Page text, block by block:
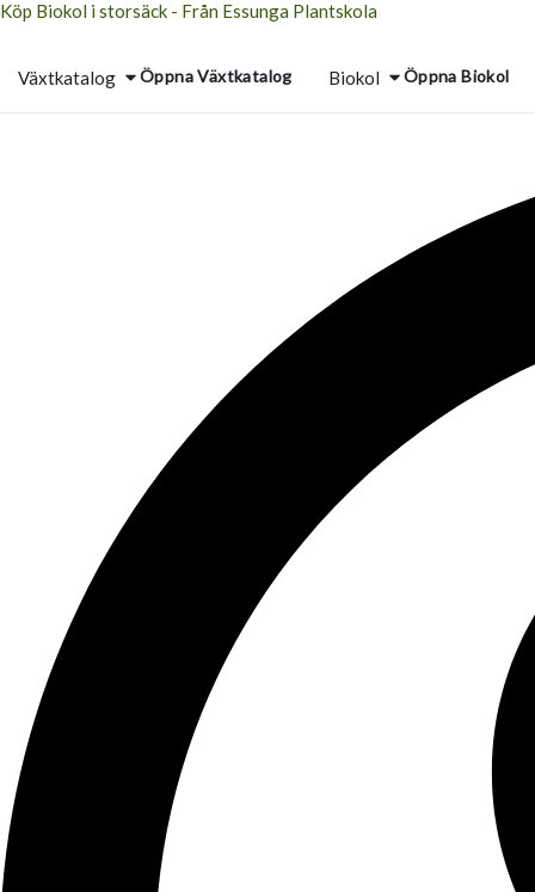
Hoppa
innehåll
Köp Biokol i storsäck - Från Essunga Plantskola
Växtkatalog Öppna Växtkatalog Biokol Öppna Biokol